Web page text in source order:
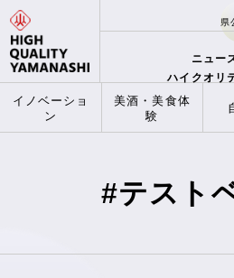
県
ニュー
ハイクオリ
イノベーショ
ン
美酒・美食体
験
#テスト